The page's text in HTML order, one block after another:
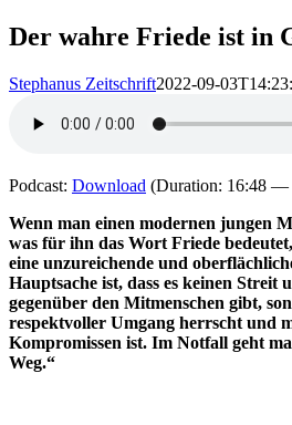
Der wahre Friede ist in
Stephanus Zeitschrift2022-09-
Podcast: Download (Duration: 16:48 —
Wenn man einen modernen jungen
was für ihn das Wort Friede
eine unzureichende und
Hauptsache ist, dass es keinen Streit
gegenüber den Mitmenschen gibt,
respektvoller Umgang herrscht und
Kompromissen ist. Im Notfall geht
Weg.“